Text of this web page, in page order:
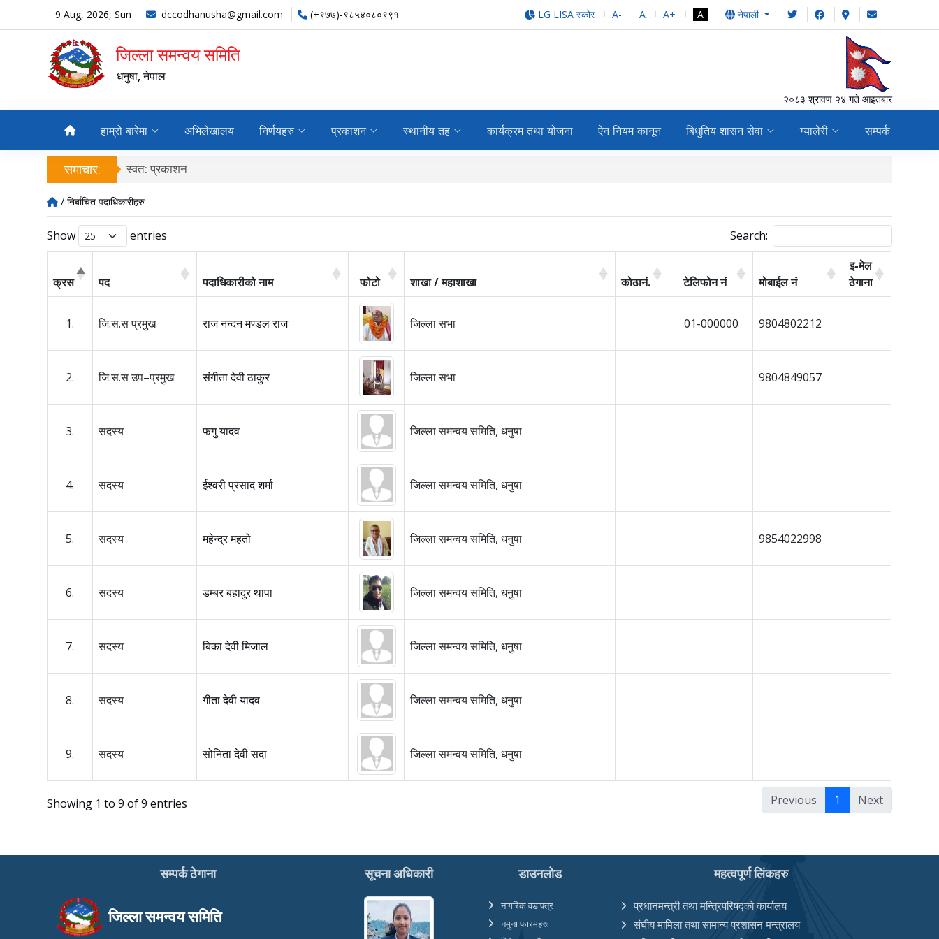
9 Aug, 2026, Sun dccodhanusha@gmail.com (+९७७)-९८५४०८०९९१ LG LISA स्कोर A- A A+ A नेपाली
जिल्ला समन्वय समिति
धनुषा, नेपाल
२०८३ श्रावण २४ गते आइतबार
हाम्रो बारेमा अभिलेखालय निर्णयहरु प्रकाशन स्थानीय तह कार्यक्रम तथा योजना ऐन नियम कानून बिधुतिय शासन सेवा ग्यालेरी सम्पर्क
समाचार: स्वत: प्रकाशन
/ निर्बाचित पदाधिकारीहरु
Show entries Search:
क्रस पद पदाधिकारीको नाम फोटो शाखा / महाशाखा कोठानं. टेलिफोन नं मोबाईल न‌ं
इ-मेल
ठेगाना
1. जि.स.स प्रमुख राज नन्दन मण्डल राज जिल्ला सभा 01-000000 9804802212
2. जि.स.स उप–प्रमुख संगीता देवी ठाकुर जिल्ला सभा 9804849057
3. सदस्य फगु यादव जिल्ला समन्वय समिति, धनुषा
4. सदस्य ईश्वरी प्रसाद शर्मा जिल्ला समन्वय समिति, धनुषा
5. सदस्य महेन्द्र महतो जिल्ला समन्वय समिति, धनुषा 9854022998
6. सदस्य डम्बर बहादुर थापा जिल्ला समन्वय समिति, धनुषा
7. सदस्य बिका देवी मिजाल जिल्ला समन्वय समिति, धनुषा
8. सदस्य गीता देवी यादव जिल्ला समन्वय समिति, धनुषा
9. सदस्य सोनिता देवी सदा जिल्ला समन्वय समिति, धनुषा
Showing 1 to 9 of 9 entries Previous 1 Next
सम्पर्क ठेगाना
जिल्ला समन्वय समिति
सूचना अधिकारी डाउनलोड
नागरिक वडापत्र
नमुना फारमहरू
महत्वपूर्ण लिंकहरु
प्रधानमन्त्री तथा मन्त्रिपरिषद्को कार्यालय
संघीय मामिला तथा सामान्य प्रशासन मन्त्रालय